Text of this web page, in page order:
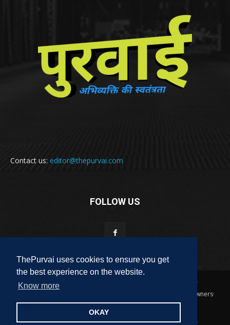
ThePurvai uses cookies to ensure you get
the best experience on the website.
Know more
OKAY
Contact us: editor@thepurvai.com
FOLLOW US
Copyright 2018-2023 THE PURVAI | All Rights Reserved · And Our
Sitemap · All Logos & Trademark Belongs To Their Respective Owners·
Designed & Developed byALL DIGI SEO